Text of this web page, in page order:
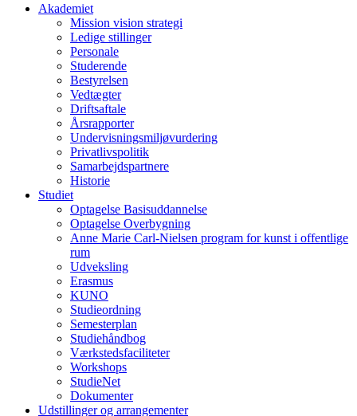
Akademiet
Mission vision strategi
Ledige stillinger
Personale
Studerende
Bestyrelsen
Vedtægter
Driftsaftale
Årsrapporter
Undervisningsmiljøvurdering
Privatlivspolitik
Samarbejdspartnere
Historie
Studiet
Optagelse Basisuddannelse
Optagelse Overbygning
Anne Marie Carl-Nielsen program for kunst i offentlige
rum
Udveksling
Erasmus
KUNO
Studieordning
Semesterplan
Studiehåndbog
Værkstedsfaciliteter
Workshops
StudieNet
Dokumenter
Udstillinger og arrangementer